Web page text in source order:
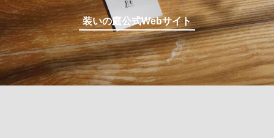
装いの庭公式Webサイト